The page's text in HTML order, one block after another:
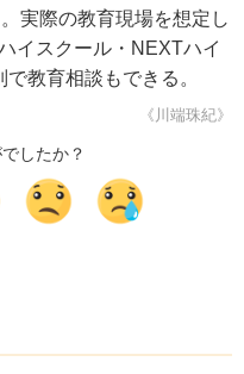
実際の教育現場を想定し
イスクール・NEXTハイ
教育相談もできる。
《川端珠紀》
したか？